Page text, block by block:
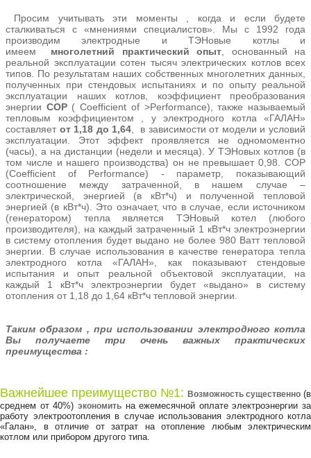
Просим учитывать эти моменты , когда и если будете
сталкиваться с «мнениями специалистов». Мы с 1992 года
производим электродные и ТЭНовые котлы и
имеем многолетний практический опыт , основанный на
реальной эксплуатации сотен тысяч электрических котлов всех
типов. По результатам наших собственных многолетних данных,
полученных при стендовых испытаниях и по опыту реальной
эксплуатации наших котлов, коэффициент преобразования
энергии СОР( Coefficient of >Performance), также называемый
тепловым коэффициентом , у электродного котла «ГАЛАН»
составляет от 1,18 до 1,64 , в зависимости от модели и условий
эксплуатации. Этот эффект проявляется не одномоментно
(часы), а на дистанции (недели и месяца). У ТЭНовых котлов (в
том числе и нашего производства) он не превышает 0,98. СОР
(Coefficient of Performance) - параметр, показывающий
соотношение между затраченной, в нашем случае –
электрической, энергией (в кВт*ч) и полученной тепловой
энергией (в кВт*ч). Это означает, что в случае, если источником
(генератором) тепла является ТЭНовый котел (любого
производителя), на каждый затраченный 1 кВт*ч электроэнергии
в систему отопления будет выдано не более 980 Ватт тепловой
энергии. В случае использования в качестве генератора тепла
электродного котла «ГАЛАН», как показывают стендовые
испытания и опыт реальной объектовой эксплуатации, на
каждый 1 кВт*ч электроэнергии будет «выдано» в систему
отопления от 1,18 до 1,64 кВт*ч тепловой энергии.
Таким образом , при использовании электродного котла
Вы получаете три очень важных практических
преимущества :
Важнейшее преимущество №1: Возможность существенно (в
среднем от 40%) экономитьна ежемесячной оплате электроэнергии за
работу электроотопления в случае использования электродного котла
«Галан», в отличие от затрат на отопление любым электрическим
котлом или прибором другого типа.